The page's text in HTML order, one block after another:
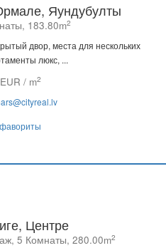
Яундубулты
183.80m2
двор, места для нескольких
люкс, ...
/ m2
Центре
5 Комнаты, 280.00m2